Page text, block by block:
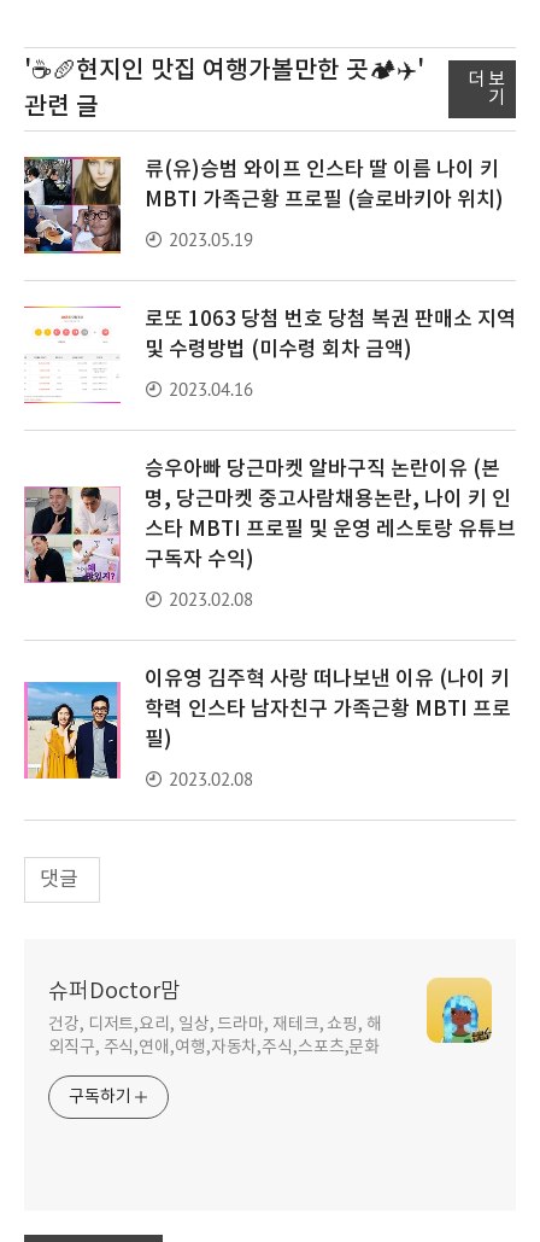
'☕️🥖현지인 맛집 여행가볼만한 곳🏕️✈️'
관련 글
더 보
기
류(유)승범 와이프 인스타 딸 이름 나이 키
MBTI 가족근황 프로필 (슬로바키아 위치)
2023.05.19
로또 1063 당첨 번호 당첨 복권 판매소 지역
및 수령방법 (미수령 회차 금액)
2023.04.16
승우아빠 당근마켓 알바구직 논란이유 (본
명, 당근마켓 중고사람채용논란, 나이 키 인
스타 MBTI 프로필 및 운영 레스토랑 유튜브
구독자 수익)
2023.02.08
이유영 김주혁 사랑 떠나보낸 이유 (나이 키
학력 인스타 남자친구 가족근황 MBTI 프로
필)
2023.02.08
댓글
슈퍼Doctor맘
건강, 디저트,요리, 일상, 드라마, 재테크, 쇼핑, 해
외직구, 주식,연애,여행,자동차,주식,스포츠,문화
구독하기